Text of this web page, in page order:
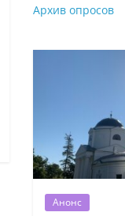
Архив опросов
Анонс